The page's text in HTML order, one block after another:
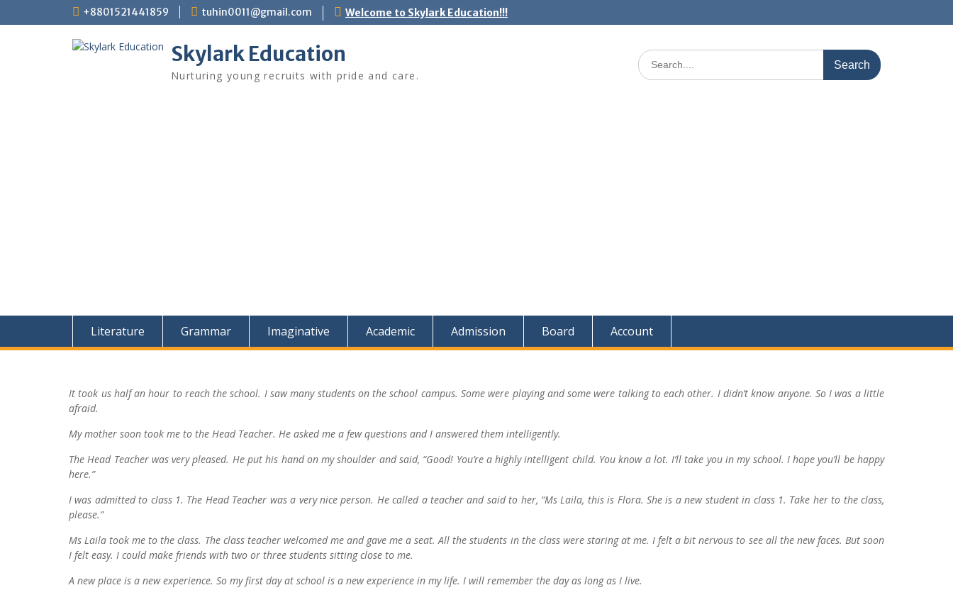
+8801521441859 tuhin0011@gmail.com Welcome to Skylark Education!!!
Skylark Education
Nurturing young recruits with pride and care.
Literature Grammar Imaginative Academic Admission Board Account
It took us half an hour to reach the school. I saw many students on the school campus. Some were playing and some were talking to each other. I didn’t know anyone. So I was a little
afraid.
My mother soon took me to the Head Teacher. He asked me a few questions and I answered them intelligently.
The Head Teacher was very pleased. He put his hand on my shoulder and said, “Good! You’re a highly intelligent child. You know a lot. I’ll take you in my school. I hope you’ll be happy
here.”
I was admitted to class 1. The Head Teacher was a very nice person. He called a teacher and said to her, “Ms Laila, this is Flora. She is a new student in class 1. Take her to the class,
please.”
Ms Laila took me to the class. The class teacher welcomed me and gave me a seat. All the students in the class were staring at me. I felt a bit nervous to see all the new faces. But soon
I felt easy. I could make friends with two or three students sitting close to me.
A new place is a new experience. So my first day at school is a new experience in my life. I will remember the day as long as I live.